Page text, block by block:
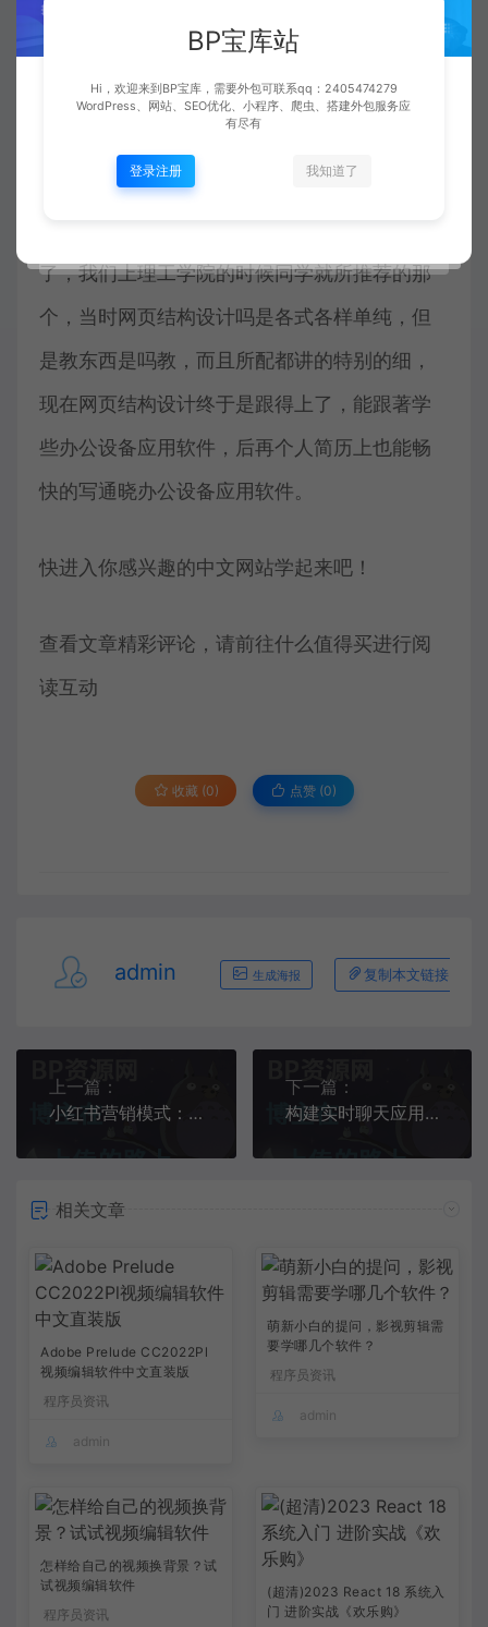
了，我们上理工学院的时候同学就所推荐的那
个，当时网页结构设计吗是各式各样单纯，但
是教东西是吗教，而且所配都讲的特别的细，
现在网页结构设计终于是跟得上了，能跟著学
些办公设备应用软件，后再个人简历上也能畅
快的写通晓办公设备应用软件。
快进入你感兴趣的中文网站学起来吧！
查看文章精彩评论，请前往什么值得买进行阅
读互动
收藏 (0) 点赞 (0)
admin 生成海报 复制本文链接
上一篇：
小红书营销模式：以社区为核心，整合社交电商资源
下一篇：
构建实时聊天应用程序：Java与MongoDB的消息传递优化
相关文章
Adobe Prelude CC2022Pl
视频编辑软件中文直装版
程序员资讯
admin
萌新小白的提问，影视剪辑需
要学哪几个软件？
程序员资讯
admin
怎样给自己的视频换背景？试
试视频编辑软件
程序员资讯
(超清)2023 React 18 系统入
门 进阶实战《欢乐购》
BP宝库站
Hi，欢迎来到BP宝库，需要外包可联系qq：2405474279
WordPress、网站、SEO优化、小程序、爬虫、搭建外包服务应
有尽有
登录注册 我知道了